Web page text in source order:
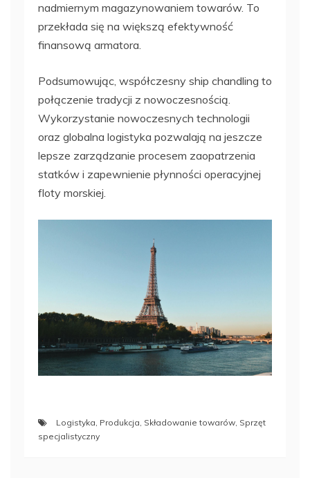
nadmiernym magazynowaniem towarów. To
przekłada się na większą efektywność
finansową armatora.
Podsumowując, współczesny ship chandling to
połączenie tradycji z nowoczesnością.
Wykorzystanie nowoczesnych technologii
oraz globalna logistyka pozwalają na jeszcze
lepsze zarządzanie procesem zaopatrzenia
statków i zapewnienie płynności operacyjnej
floty morskiej.
Logistyka Produkcja Składowanie towarów Sprzęt
specjalistyczny